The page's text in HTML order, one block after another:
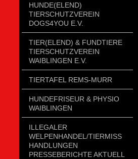
HUNDE(ELEND)
TIERSCHUTZVEREIN
DOGS4YOU E.V.
TIER(ELEND) & FUNDTIERE
TIERSCHUTZVEREIN
WAIBLINGEN E.V.
TIERTAFEL REMS-MURR
HUNDEFRISEUR & PHYSIO
WAIBLINGEN
ILLEGALER
WELPENHANDEL/TIERMISSH
ANDLUNGEN P
RESSEBERICHTE AKTUELL